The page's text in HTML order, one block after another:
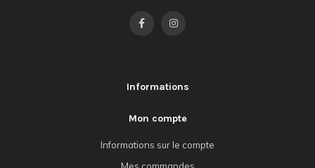
Informations
Mon compte
Informations sur le compte